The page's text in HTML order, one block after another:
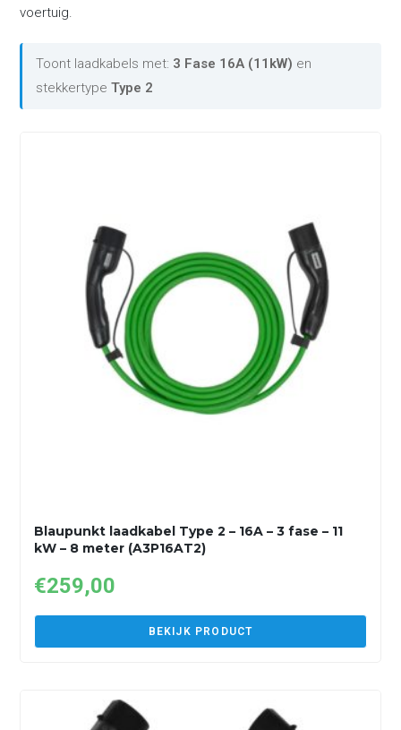
voertuig.
Toont laadkabels met: 3 Fase 16A (11kW) en
stekkertypeType 2
Blaupunkt laadkabel Type 2 – 16A – 3 fase – 11
kW – 8 meter (A3P16AT2)
€259,00
BEKIJK PRODUCT